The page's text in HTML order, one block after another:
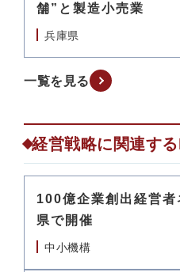
舗”と製造小売業
兵庫県
一覧を見る
経営戦略に関連す
100億企業創出経営
県で開催
中小機構